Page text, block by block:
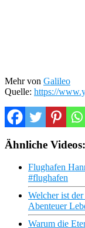
Mehr von Galileo
Quelle: https://
Ähnliche Videos:
Flughafen
#flughafen
Welcher ist
Abenteuer
Warum die